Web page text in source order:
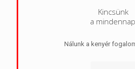
Kincsünk
a
Nálunk a kenyér